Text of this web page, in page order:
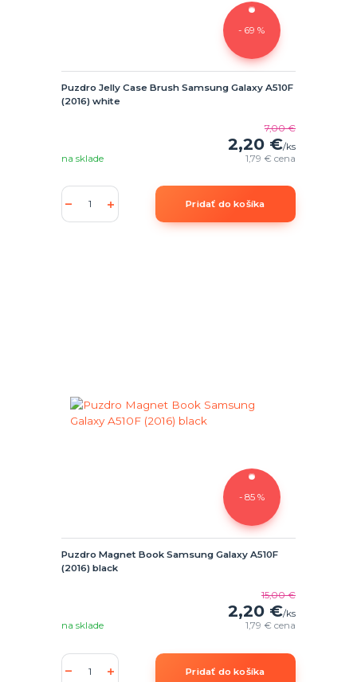
- 69 %
Puzdro Jelly Case Brush Samsung Galaxy A510F
(2016) white
7,00 €
2,20 €/ks
1,79 €cena
na sklade
Pridať do košíka
- 85 %
Puzdro Magnet Book Samsung Galaxy A510F
(2016) black
15,00 €
2,20 €/ks
1,79 €cena
na sklade
Pridať do košíka